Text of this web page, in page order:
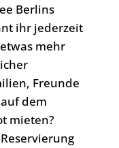
Berlins
ihr jederzeit
mehr
Freunde
dem
mieten?